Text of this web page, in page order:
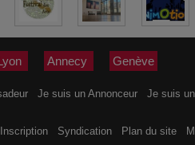
Annecy Genève
Je suis un Annonceur Je suis
Inscription Syndication Plan du site